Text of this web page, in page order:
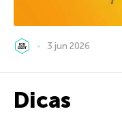
3 jun 2026
Dicas